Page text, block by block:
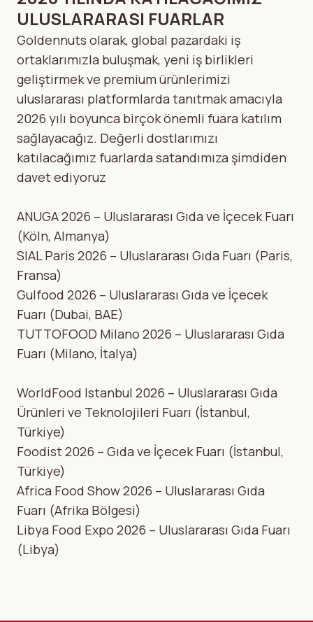
ULUSLARARASI FUARLAR
Goldennuts olarak, global pazardaki iş
ortaklarımızla buluşmak, yeni iş birlikleri
geliştirmek ve premium ürünlerimizi
uluslararası platformlarda tanıtmak amacıyla
2026 yılı boyunca birçok önemli fuara katılım
sağlayacağız. Değerli dostlarımızı
katılacağımız fuarlarda satandımıza şimdiden
davet ediyoruz
ANUGA 2026 – Uluslararası Gıda ve İçecek Fuarı
(Köln, Almanya)
SIAL Paris 2026 – Uluslararası Gıda Fuarı (Paris,
Fransa)
Gulfood 2026 – Uluslararası Gıda ve İçecek
Fuarı (Dubai, BAE)
TUTTOFOOD Milano 2026 – Uluslararası Gıda
Fuarı (Milano, İtalya)
WorldFood Istanbul 2026 – Uluslararası Gıda
Ürünleri ve Teknolojileri Fuarı (İstanbul,
Türkiye)
Foodist 2026 – Gıda ve İçecek Fuarı (İstanbul,
Türkiye)
Africa Food Show 2026 – Uluslararası Gıda
Fuarı (Afrika Bölgesi)
Libya Food Expo 2026 – Uluslararası Gıda Fuarı
(Libya)